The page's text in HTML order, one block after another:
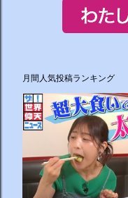
月間人気投稿ランキング